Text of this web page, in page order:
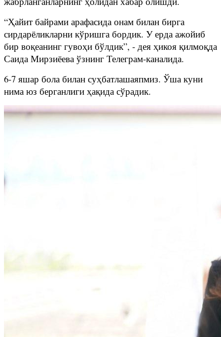
“Ҳайит байрами арафасида онам билан бирга
сирдарёликларни кўришга бордик. У ерда ажойиб
бир воқеанинг гувоҳи бўлдик”, - дея ҳикоя қилмоқда
Саида Мирзиёева ўзнинг Телеграм-каналида.
6-7 яшар бола билан суҳбатлашаяпмиз. Ўша куни
нима юз берганлиги ҳақида сўрадик.